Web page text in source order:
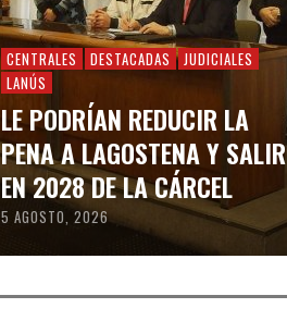
CENTRALES DESTACADAS
JUDICIALES
LANÚS
LE PODRÍAN REDUCIR LA
PENA A LAGOSTENA Y SALIR
EN 2028 DE LA CÁRCEL
5 AGOSTO, 2026